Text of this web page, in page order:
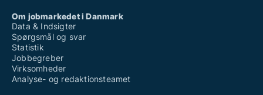
Om jobmarkedet i Danmark
Data & Indsigter
Spørgsmål og svar
Statistik
Jobbegreber
Virksomheder
Analyse- og redaktionsteamet